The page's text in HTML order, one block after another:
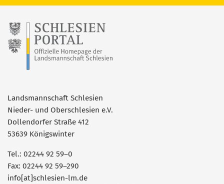
Landsmannschaft Schlesien
Nieder- und Oberschlesien e.V.
Dollendorfer Straße 412
53639 Königswinter
Tel.: 02244 92 59–0
Fax: 02244 92 59–290
info[at]schlesien-lm.de